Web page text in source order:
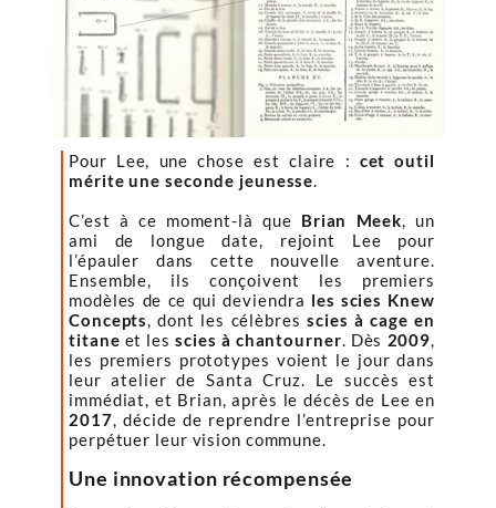
Pour Lee, une chose est claire : cet outil
mérite une seconde jeunesse.
C’est à ce moment-là que Brian Meek, un
ami de longue date, rejoint Lee pour
l’épauler dans cette nouvelle aventure.
Ensemble, ils conçoivent les premiers
modèles de ce qui deviendra les scies Knew
Concepts, dont les célèbresscies à cage en
titane et lesscies à chantourner. Dès 2009,
les premiers prototypes voient le jour dans
leur atelier de Santa Cruz. Le succès est
immédiat, et Brian, après le décès de Lee en
2017, décide de reprendre l’entreprise pour
perpétuer leur vision commune.
Une innovation récompensée